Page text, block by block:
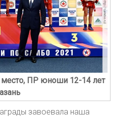
ПР юноши 12-14 лет
завоевала наша